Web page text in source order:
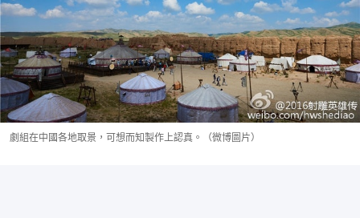
劇組在中國各地取景，可想而知製作上認真。（微博圖片）